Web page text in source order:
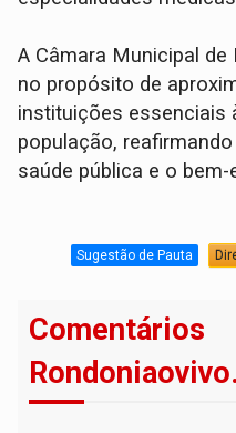
A Câmara Municipal
no propósito de
instituições essenciais
população,
saúde pública e o
Sugestão de Pauta
Comentários